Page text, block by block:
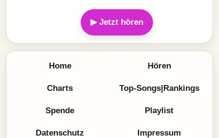
▶ Jetzt hören
Home Hören
Charts Top-Songs|Rankings
Spende Playlist
Datenschutz Impressum